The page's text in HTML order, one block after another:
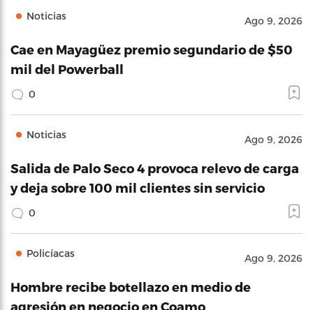
Noticias Ago 9, 2026
Cae en Mayagüez premio segundario de $50
mil del Powerball
0
Noticias Ago 9, 2026
Salida de Palo Seco 4 provoca relevo de carga
y deja sobre 100 mil clientes sin servicio
0
Policíacas Ago 9, 2026
Hombre recibe botellazo en medio de
agresión en negocio en Coamo